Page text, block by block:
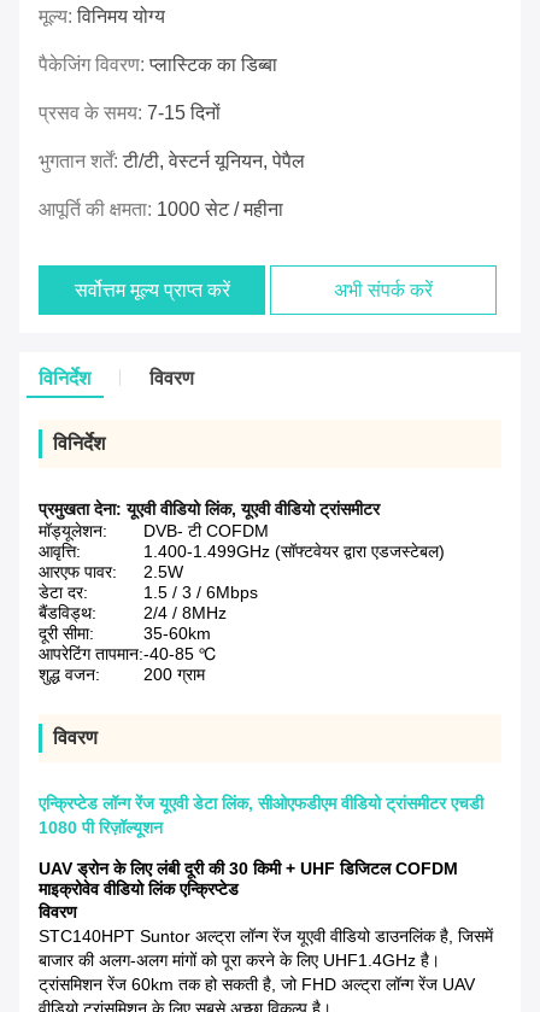
मूल्य:विनिमय योग्य
पैकेजिंग विवरण:प्लास्टिक का डिब्बा
प्रसव के समय: 7-15 दिनों
भुगतान शर्तें:टी/टी, वेस्टर्न यूनियन, पेपैल
आपूर्ति की क्षमता: 1000 सेट / महीना
सर्वोत्तम मूल्य प्राप्त करें अभी संपर्क करें
विनिर्देश विवरण
विनिर्देश
प्रमुखता देना:यूएवी वीडियो लिंक,यूएवी वीडियो ट्रांसमीटर
मॉड्यूलेशन:
DVB- टी COFDM
आवृत्ति:
1.400-1.499GHz (सॉफ्टवेयर द्वारा एडजस्टेबल)
आरएफ पावर:
2.5W
डेटा दर:
1.5 / 3 / 6Mbps
बैंडविड्थ:
2/4 / 8MHz
दूरी सीमा:
35-60km
आपरेटिंग तापमान:-40-85 ℃
शुद्ध वजन:
200 ग्राम
विवरण
एन्क्रिप्टेड लॉन्ग रेंज यूएवी डेटा लिंक, सीओएफडीएम वीडियो ट्रांसमीटर एचडी
1080 पी रिज़ॉल्यूशन
UAV ड्रोन के लिए लंबी दूरी की 30 किमी + UHF डिजिटल COFDM
माइक्रोवेव वीडियो लिंक एन्क्रिप्टेड
विवरण
STC140HPT Suntor अल्ट्रा लॉन्ग रेंज यूएवी वीडियो डाउनलिंक है, जिसमें
बाजार की अलग-अलग मांगों को पूरा करने के लिए UHF1.4GHz है।
ट्रांसमिशन रेंज 60km तक हो सकती है, जो FHD अल्ट्रा लॉन्ग रेंज UAV